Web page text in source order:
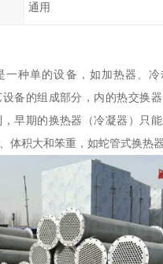
通用
一种单的设备，如加热器、冷
备的组成部分，内的热交换
早期的换热器（冷凝器）只
体积大和笨重，如蛇管式换热器